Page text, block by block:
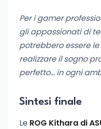
Per i gamer
gli appassionati di
potrebbero essere
realizzare il sogno
perfetto… in ogni
Sintesi finale
Le ROG Kithara di